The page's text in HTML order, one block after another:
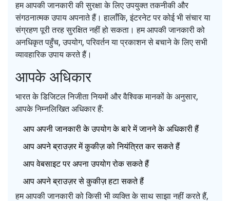
हम आपकी जानकारी की सुरक्षा के लिए उपयुक्त तकनीकी और
संगठनात्मक उपाय अपनाते हैं। हालाँकि, इंटरनेट पर कोई भी संचार या
संग्रहण पूरी तरह सुरक्षित नहीं हो सकता। हम आपकी जानकारी को
अनधिकृत पहुँच, उपयोग, परिवर्तन या प्रकाशन से बचाने के लिए सभी
व्यावहारिक उपाय करते हैं।
आपके अधिकार
भारत के डिजिटल निजीता नियमों और वैश्विक मानकों के अनुसार,
आपके निम्नलिखित अधिकार हैं:
आप अपनी जानकारी के उपयोग के बारे में जानने के अधिकारी हैं
आप अपने ब्राउज़र में कुकीज़ को नियंत्रित कर सकते हैं
आप वेबसाइट पर अपना उपयोग रोक सकते हैं
आप अपने ब्राउज़र से कुकीज़ हटा सकते हैं
हम आपकी जानकारी को किसी भी व्यक्ति के साथ साझा नहीं करते हैं,